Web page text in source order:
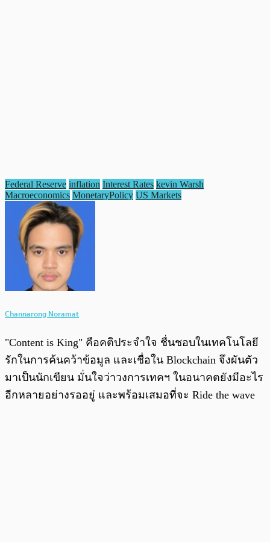
Federal Reserve inflation Interest Rates kevin Warsh
Macroeconomics MonetaryPolicy US Markets
Channarong Noramat
"Content is King" คือคติประจำใจ ชื่นชอบในเทคโนโลยี
รักในการค้นคว้าข้อมูล และเชื่อใน Blockchain จึงผันตัว
มาเป็นนักเขียน มั่นใจว่าวงการเทคฯ ในอนาคตยังมีอะไร
อีกหลายอย่างรออยู่ และพร้อมเสมอที่จะ Ride the wave